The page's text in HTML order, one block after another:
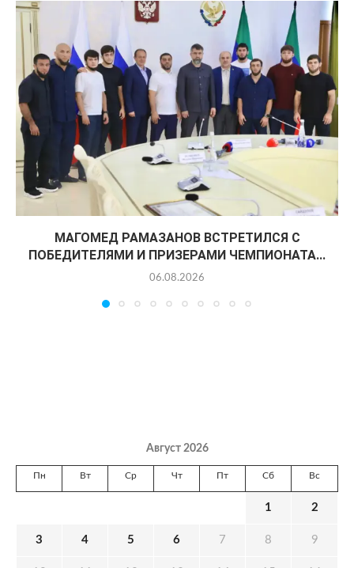
МАГОМЕД РАМАЗАНОВ ВСТРЕТИЛСЯ С
ПОБЕДИТЕЛЯМИ И ПРИЗЕРАМИ ЧЕМПИОНАТА...
06.08.2026
Август 2026
Пн Вт Ср Чт Пт Сб Вс
1 2
3 4 5 6 7 8 9